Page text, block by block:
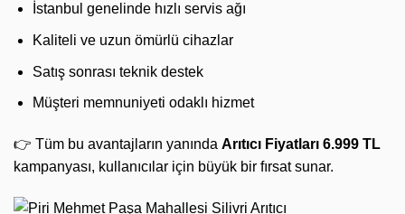
İstanbul genelinde hızlı servis ağı
Kaliteli ve uzun ömürlü cihazlar
Satış sonrası teknik destek
Müşteri memnuniyeti odaklı hizmet
👉 Tüm bu avantajların yanında Arıtıcı Fiyatları 6.999 TL
kampanyası, kullanıcılar için büyük bir fırsat sunar.